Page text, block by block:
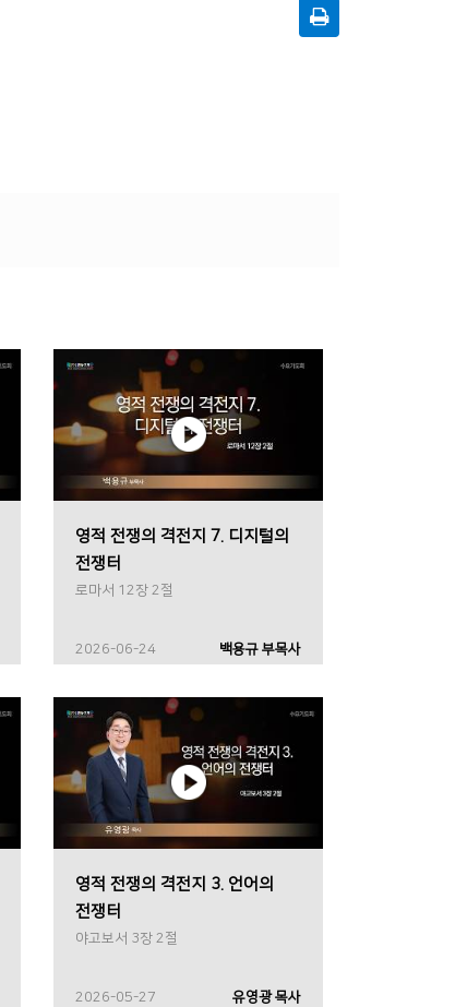
영적 전쟁의 격전지 7. 디지털의
전쟁터
로마서 12장 2절
2026-06-24 백용규 부목사
영적 전쟁의 격전지 3. 언어의
전쟁터
야고보서 3장 2절
2026-05-27 유영광 목사